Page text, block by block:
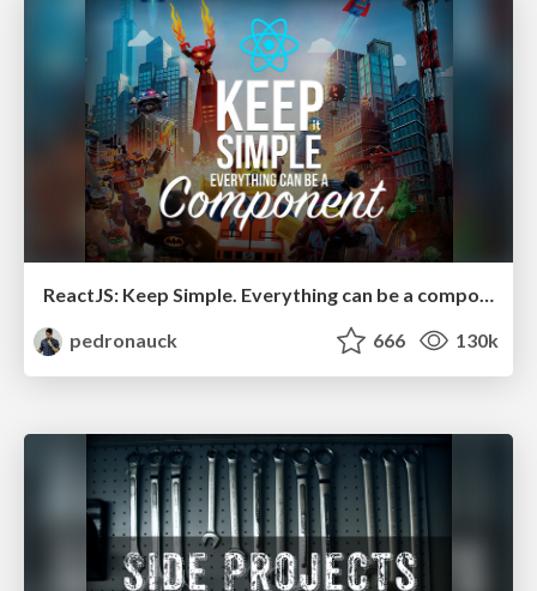
ReactJS: Keep Simple. Everything can be a component!
pedronauck
666 130k